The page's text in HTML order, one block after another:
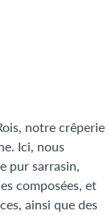
notre crêperie
Ici, nous
pur sarrasin,
composées, et
ainsi que des